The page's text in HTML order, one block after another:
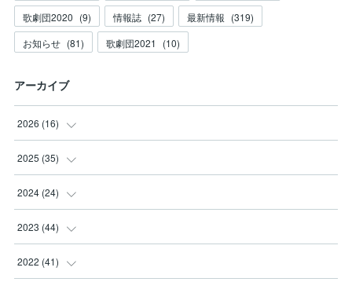
歌劇団2020 (9) 情報誌 (27) 最新情報 (319)
お知らせ (81) 歌劇団2021 (10)
アーカイブ
2026 (16)
(3
(2
(2
(3
2025 (35)
(3
(2
(8
2024 (24)
(3
(3
2023 (44)
(3
2022 (41)